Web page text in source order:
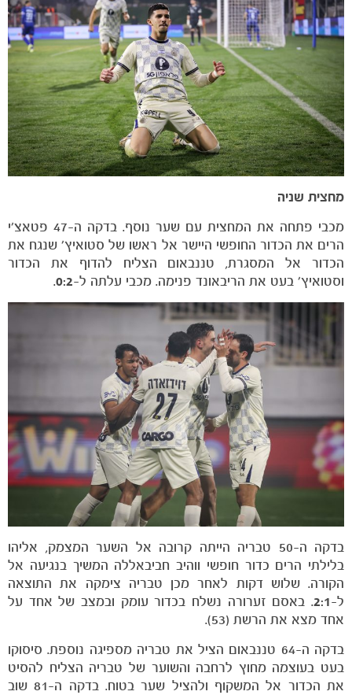
כרטיסים
מחצית שניה
מכבי פתחה את המחצית עם שער נוסף. בדקה ה-47 פטאצ׳י
הרים את הכדור החופשי היישר אל ראשו של סטואיץ׳ שנגח את
הכדור אל המסגרת, טננבאום הצליח להדוף את הכדור
וסטואיץ׳ בעט את הריבאונד פנימה. מכבי עלתה ל-0:2
.
בדקה ה-50 טבריה הייתה קרובה אל השער המצמק, אליהו
בלילתי הרים כדור חופשי ווהיב חביבאללה המשיך בנגיעה אל
הקורה. שלוש דקות לאחר מכן טבריה צימקה את התוצאה
ל-2:1. באסם זערורה נשלח בכדור עומק ובמצב של אחד על
אחד מצא את הרשת (53).
בדקה ה-64 טננבאום הציל את טבריה מספיגה נוספת. סיסוקו
בעט בעוצמה מחוץ לרחבה והשוער של טבריה הצליח להסיט
את הכדור אל המשקוף ולהציל שער בטוח. בדקה ה-81 שוב